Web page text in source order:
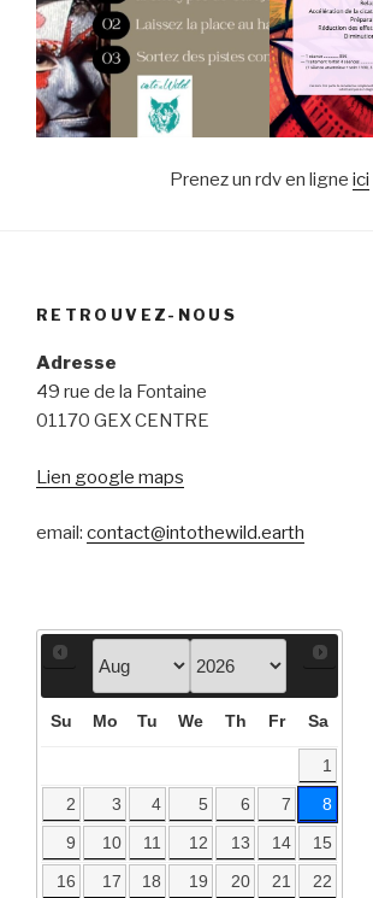
Prenez un rdv en ligne ici
RETROUVEZ-NOUS
Adresse
49 rue de la Fontaine
01170 GEX CENTRE
Lien google maps
email: contact@intothewild.earth
Su Mo Tu We Th Fr Sa
1
2 3 4 5 6 7 8
9 10 11 12 13 14 15
16 17 18 19 20 21 22